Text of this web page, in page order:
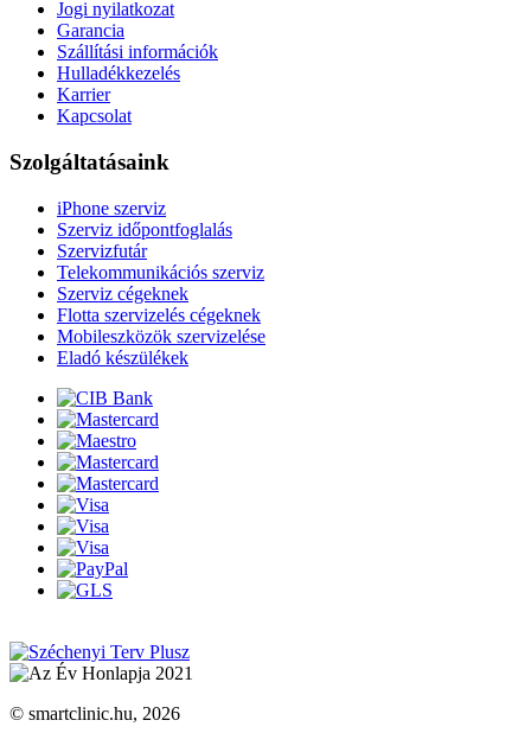
Jogi nyilatkozat
Garancia
Szállítási információk
Hulladékkezelés
Karrier
Kapcsolat
Szolgáltatásaink
iPhone szerviz
Szerviz időpontfoglalás
Szervizfutár
Telekommunikációs szerviz
Szerviz cégeknek
Flotta szervizelés cégeknek
Mobileszközök szervizelése
Eladó készülékek
© smartclinic.hu, 2026